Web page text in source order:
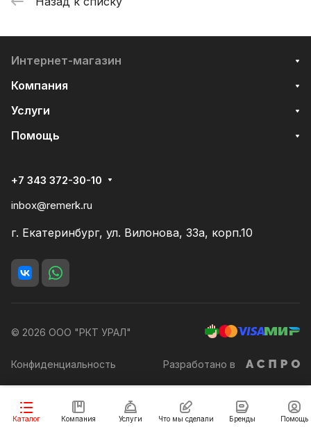
В корзину
Каталог Компания Услуги Что мы сделали Бренды Помощь
Интернет-магазин
Компания
Услуги
Помощь
+7 343 372-30-10
inbox@remerk.ru
г. Екатеринбург, ул. Вилонова, 33а, корп.10
© 2026 ООО "РКТ УРАЛ"
Конфиденциальность Разработано в